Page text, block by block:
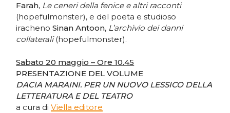
Farah, Le ceneri della fenice e altri racconti
(hopefulmonster), e del poeta e studioso
irachenoSinan Antoon, L’archivio dei danni
collaterali(hopefulmonster).
Sabato 20 maggio – Ore 10.45
PRESENTAZIONE DEL VOLUME
DACIA MARAINI. PER UN NUOVO LESSICO DELLA
LETTERATURA E DEL TEATRO
a cura diViella editore